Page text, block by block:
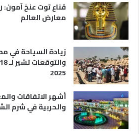
قناع توت عنخ آمون:
معارض العالم
2025
أشهر الاتفاقات
والحربية في شرم